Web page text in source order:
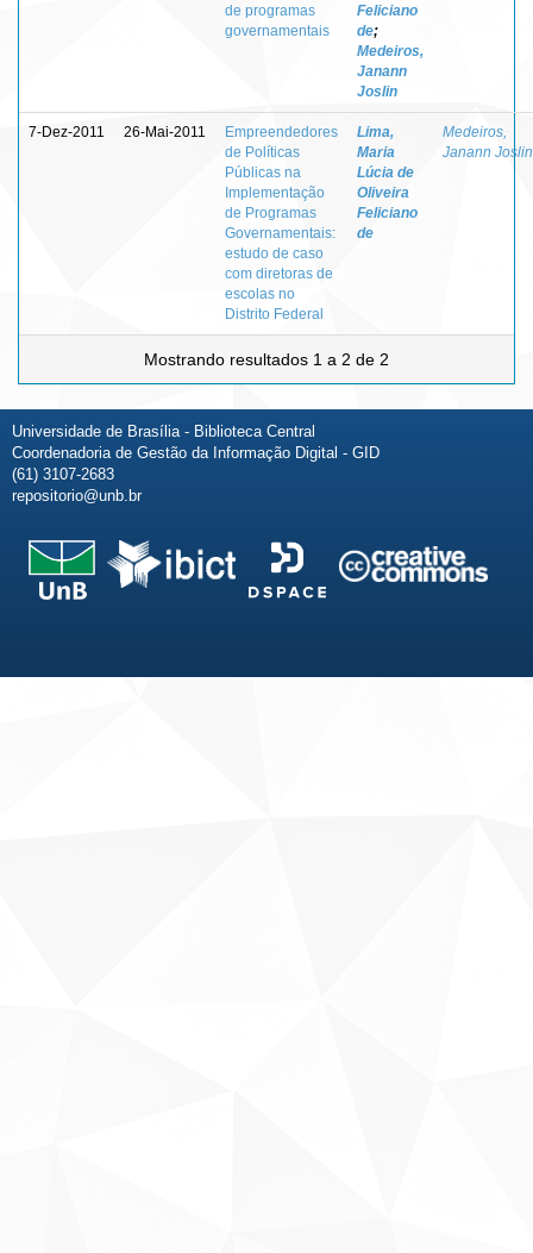
de programas
governamentais
Feliciano
de;
Medeiros,
Janann
Joslin
7-Dez-2011 26-Mai-2011
Empreendedores
de Políticas
Públicas na
Implementação
de Programas
Governamentais:
estudo de caso
com diretoras de
escolas no
Distrito Federal
Lima,
Maria
Lúcia de
Oliveira
Feliciano
de
Medeiros,
Janann Joslin
Mostrando resultados 1 a 2 de 2
Universidade de Brasília - Biblioteca Central
Coordenadoria de Gestão da Informação Digital - GID
(61) 3107-2683
repositorio@unb.br